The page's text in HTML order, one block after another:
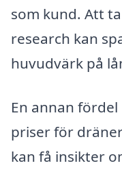
som kund. Att
research kan
huvudvärk på
En annan
priser för
kan få insikter